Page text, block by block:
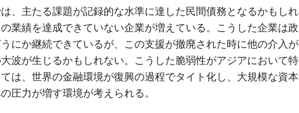
、主たる課題が記録的な水準に達した民間債務となるかもしれ
業績を達成できていない企業が増えている。こうした企業は政
にか継続できているが、この支援が撤廃された時に他の介入が
波が生じるかもしれない。こうした脆弱性がアジアにおいて特
は、世界の金融環境が復興の過程でタイト化し、大規模な資本
圧力が増す環境が考えられる。